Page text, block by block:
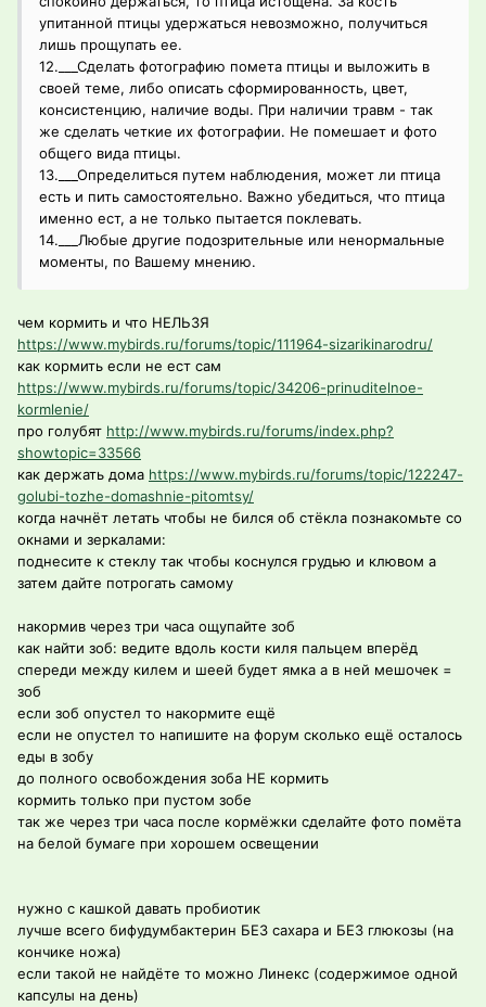
упитанной птицы удержаться невозможно, получиться
лишь прощупать ее.
12.___Сделать фотографию помета птицы и выложить в
своей теме, либо описать сформированность, цвет,
консистенцию, наличие воды. При наличии травм - так
же сделать четкие их фотографии. Не помешает и фото
общего вида птицы.
13.___Определиться путем наблюдения, может ли птица
есть и пить самостоятельно. Важно убедиться, что птица
именно ест, а не только пытается поклевать.
14.___Любые другие подозрительные или ненормальные
моменты, по Вашему мнению.
чем кормить и что НЕЛЬЗЯ
https://www.mybirds.ru/forums/topic/111964-sizarikinarodru/
как кормить если не ест сам
https://www.mybirds.ru/forums/topic/34206-prinuditelnoe-
kormlenie/
про голубят http://www.mybirds.ru/forums/index.php?
showtopic=33566
как держать дома https://www.mybirds.ru/forums/topic/122247-
golubi-tozhe-domashnie-pitomtsy/
когда начнёт летать чтобы не бился об стёкла познакомьте со
окнами и зеркалами:
поднесите к стеклу так чтобы коснулся грудью и клювом а
затем дайте потрогать самому
накормив через три часа ощупайте зоб
как найти зоб: ведите вдоль кости киля пальцем вперёд
спереди между килем и шеей будет ямка а в ней мешочек =
зоб
если зоб опустел то накормите ещё
если не опустел то напишите на форум сколько ещё осталось
еды в зобу
до полного освобождения зоба НЕ кормить
кормить только при пустом зобе
так же через три часа после кормёжки сделайте фото помёта
на белой бумаге при хорошем освещении
нужно с кашкой давать пробиотик
лучше всего бифудумбактерин БЕЗ сахара и БЕЗ глюкозы (на
кончике ножа)
если такой не найдёте то можно Линекс (содержимое одной
капсулы на день)